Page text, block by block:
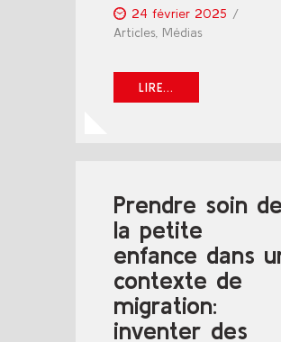
24 février 2025
Articles, Médias
LIRE...
Prendre soin de
la petite
enfance dans
contexte de
migration:
inventer des